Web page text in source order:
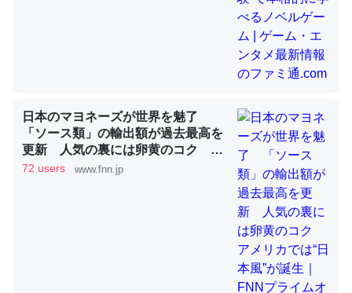
利だから両方が拮抗してるのでは」とあって面白い。海に
いる鋏角類（カブトガニ・ウミグモ）はカルシウムを使わ
ずキチンを強化してる筈だが、酵素が違うのか？
─ニュース :: 【研究発表】昆虫学の大問題＝「昆虫はなぜ海にいな
これを元に考えるとカルシウムを大量に使う脊椎動物と貝
類は苦労してるんだな…。腹足類だと殻を無くしてナメク
─ニュース :: 【研究発表】昆虫学の大問題＝「昆虫はなぜ海にいな
日本のマヨネーズが世界を魅了
「ソース類」の輸出額が過去最高を
更新 人気の裏には卵黄のコク ア
メリカでは“日本風”が誕生｜FNNプ
72 users www.fnn.jp